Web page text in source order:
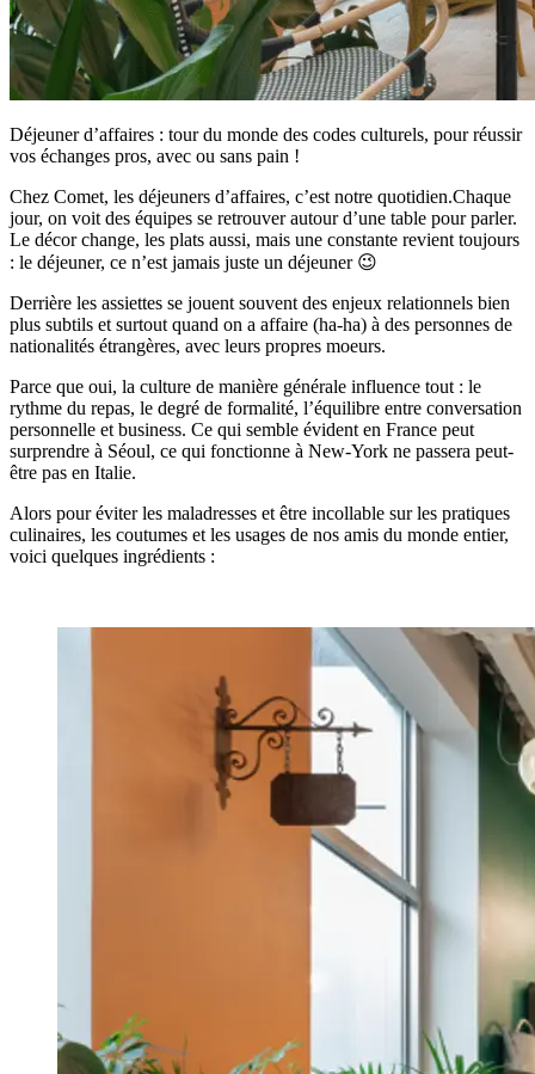
Déjeuner d’affaires : tour du monde des codes culturels, pour réussir
vos échanges pros, avec ou sans pain !
Chez Comet, les déjeuners d’affaires, c’est notre quotidien.Chaque
jour, on voit des équipes se retrouver autour d’une table pour parler.
Le décor change, les plats aussi, mais une constante revient toujours
: le déjeuner, ce n’est jamais juste un déjeuner 😉
Derrière les assiettes se jouent souvent des enjeux relationnels bien
plus subtils et surtout quand on a affaire (ha-ha) à des personnes de
nationalités étrangères, avec leurs propres moeurs.
Parce que oui, la culture de manière générale influence tout : le
rythme du repas, le degré de formalité, l’équilibre entre conversation
personnelle et business. Ce qui semble évident en France peut
surprendre à Séoul, ce qui fonctionne à New-York ne passera peut-
être pas en Italie.
Alors pour éviter les maladresses et être incollable sur les pratiques
culinaires, les coutumes et les usages de nos amis du monde entier,
voici quelques ingrédients :